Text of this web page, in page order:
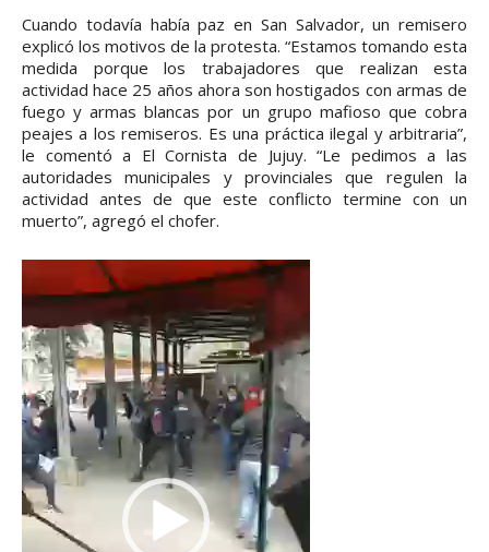
Cuando todavía había paz en San Salvador, un remisero
explicó los motivos de la protesta. “Estamos tomando esta
medida porque los trabajadores que realizan esta
actividad hace 25 años ahora son hostigados con armas de
fuego y armas blancas por un grupo mafioso que cobra
peajes a los remiseros. Es una práctica ilegal y arbitraria”,
le comentó a El Cornista de Jujuy. “Le pedimos a las
autoridades municipales y provinciales que regulen la
actividad antes de que este conflicto termine con un
muerto”, agregó el chofer.
e
p
r
o
d
u
c
t